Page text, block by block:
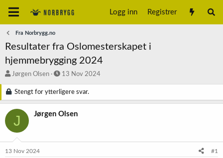
Logg inn Registrer
Fra Norbrygg.no
Resultater fra Oslomesterskapet i
hjemmebrygging 2024
T
å
d
s
e
Jørgen Olsen
S
a
r
t
d
13 Nov 2024
Stengt for ytterligere svar.
J Jørgen Olsen
13 Nov 2024 #1